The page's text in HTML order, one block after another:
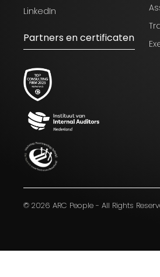
LinkedIn
Partners en certificaten
© 2026 ARC People - All Rights
Blijf op de hoogte van het laatste
nieuws op het gebied van Audit,
Risk en Compliance.
voorwaarden zoals